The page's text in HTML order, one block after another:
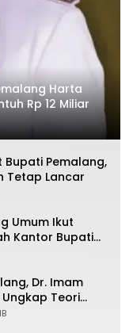
Harta
Rp 12 Miliar
Bupati Pemalang,
Tetap Lancar
Umum Ikut
Kantor Bupati
Dr. Imam
Teori